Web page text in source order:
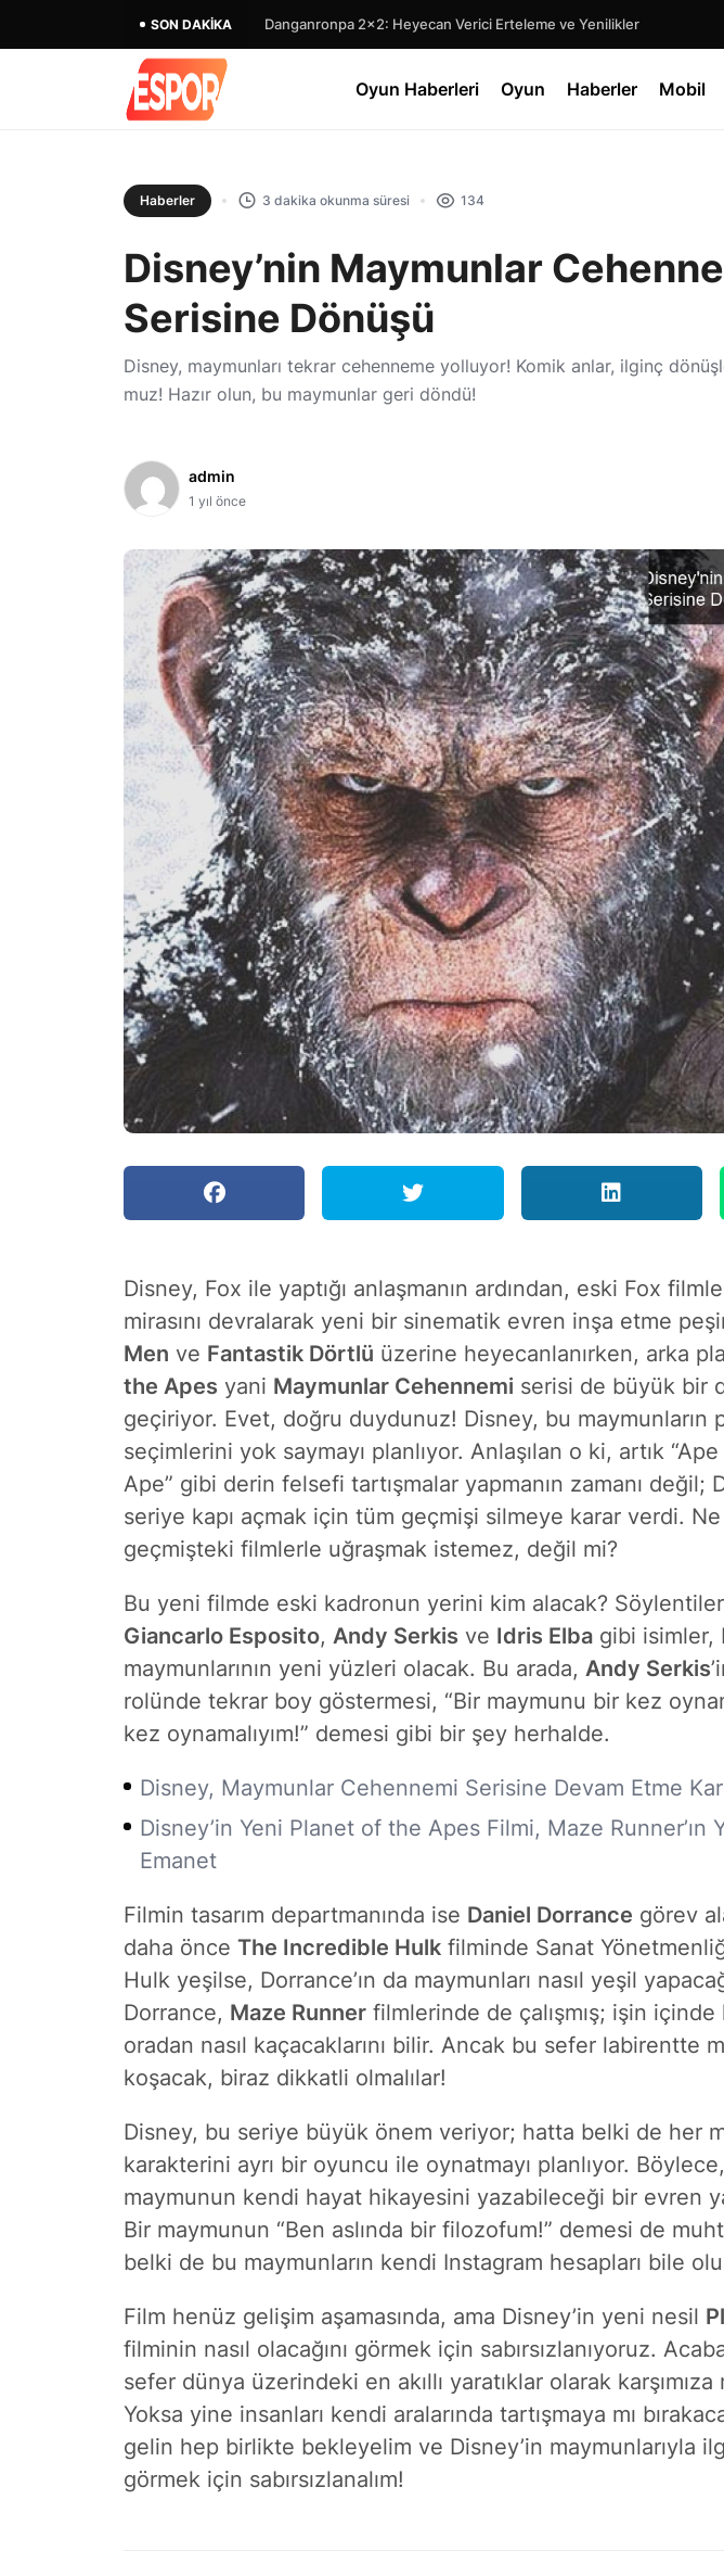
SON DAKIKA Danganronpa 2×2: Heyecan Verici Erteleme ve Yenilikler
Oyun Haberleri Oyun Haberler Mobil
Haberler 3 dakika okunma süresi 134
Disney’nin Maymunlar
Serisine Dönüşü
Disney, maymunları tekrar cehenneme yolluyor! Komik anlar, ilginç
muz! Hazır olun, bu maymunlar geri döndü!
admin
1 yıl önce
Disney, Fox ile yaptığı anlaşmanın ardından, eski Fox
mirasını devralarak yeni bir sinematik evren inşa etme
Men ve Fantastik Dörtlü üzerine heyecanlanırken, arka
the Apes yani Maymunlar Cehennemi serisi de büyük bir
geçiriyor. Evet, doğru duydunuz! Disney, bu maymunların
seçimlerini yok saymayı planlıyor. Anlaşılan o ki, artık
Ape” gibi derin felsefi tartışmalar yapmanın zamanı değil;
seriye kapı açmak için tüm geçmişi silmeye karar verdi.
geçmişteki filmlerle uğraşmak istemez, değil mi?
Bu yeni filmde eski kadronun yerini kim alacak?
Giancarlo Esposito, Andy Serkis ve Idris Elba gibi isimler,
maymunlarının yeni yüzleri olacak. Bu arada, Andy Serkis
rolünde tekrar boy göstermesi, “Bir maymunu bir kez
kez oynamalıyım!” demesi gibi bir şey herhalde.
Disney, Maymunlar Cehennemi Serisine Devam Etme
Disney’in Yeni Planet of the Apes Filmi, Maze Runner’ın
Emanet
Filmin tasarım departmanında ise Daniel Dorrance görev
daha önce The Incredible Hulk filminde Sanat
Hulk yeşilse, Dorrance’ın da maymunları nasıl yeşil
Dorrance, Maze Runner filmlerinde de çalışmış; işin
oradan nasıl kaçacaklarını bilir. Ancak bu sefer labirentte
koşacak, biraz dikkatli olmalılar!
Disney, bu seriye büyük önem veriyor; hatta belki de her
karakterini ayrı bir oyuncu ile oynatmayı planlıyor.
maymunun kendi hayat hikayesini yazabileceği bir evren
Bir maymunun “Ben aslında bir filozofum!” demesi de
belki de bu maymunların kendi Instagram hesapları bile
Film henüz gelişim aşamasında, ama Disney’in yeni nesil
filminin nasıl olacağını görmek için sabırsızlanıyoruz.
sefer dünya üzerindeki en akıllı yaratıklar olarak karşımıza
Yoksa yine insanları kendi aralarında tartışmaya mı
gelin hep birlikte bekleyelim ve Disney’in maymunlarıyla
görmek için sabırsızlanalım!